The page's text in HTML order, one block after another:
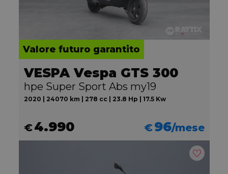
Valore futuro garantito
VESPA Vespa GTS 300
hpe Super Sport Abs my19
2020 | 24070 km | 278 cc | 23.8 Hp | 17.5 Kw
€4.990 €96/mese